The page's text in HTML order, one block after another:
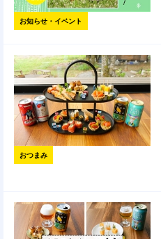
お知らせ・イベント
おつまみ